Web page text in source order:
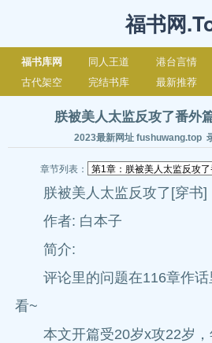
福书网
福书库网 同人王道 港台言情
古代架空
完结书库 最新推荐
朕被美人太监反攻了番
2023最新网址 fushuwang.top
章节列表：
朕被美人太监反攻了[穿书]
作者: 白本子
简介:
评论里的问题在116章作话
看~
本文开篇受20岁x攻22岁，